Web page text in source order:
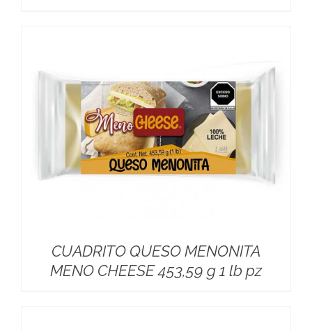
CUADRITO QUESO MENONITA
MENO CHEESE 453,59 g 1 lb pz